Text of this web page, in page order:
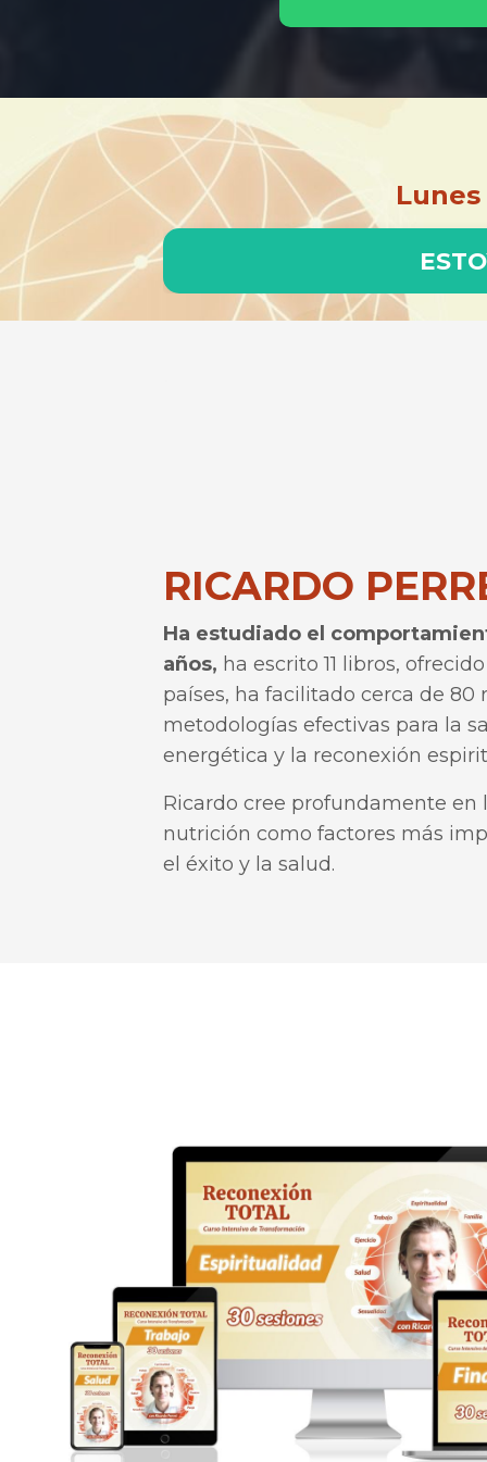
Lunes
RICARDO
Ha estudiado el
años, ha escrito 11 libros,
países, ha facilitado cerca de
metodologías efectivas para la
energética y la reconexión
Ricardo cree profundamente
nutrición como factores más
el éxito y la salud.